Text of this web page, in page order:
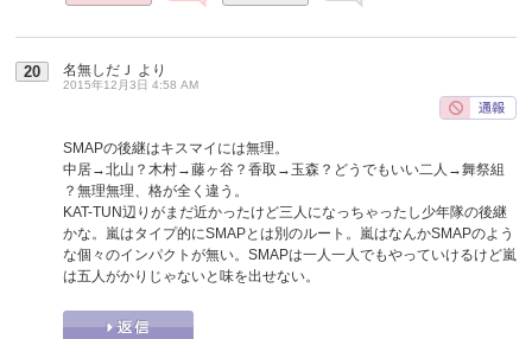
20 名無しだＪ より
2015年12月3日 4:58 AM
SMAPの後継はキスマイには無理。
中居→北山？木村→藤ヶ谷？香取→玉森？どうでもいい二人→舞祭組
？無理無理、格が全く違う。
KAT-TUN辺りがまだ近かったけど三人になっちゃったし少年隊の後継
かな。嵐はタイプ的にSMAPとは別のルート。嵐はなんかSMAPのよう
な個々のインパクトが無い。SMAPは一人一人でもやっていけるけど嵐
は五人がかりじゃないと味を出せない。